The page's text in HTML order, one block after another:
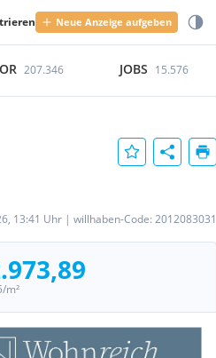
Neue Anzeige aufgeben
207.346 JOBS 15.576
13:41 Uhr | willhaben-Code: 2012083031
m²